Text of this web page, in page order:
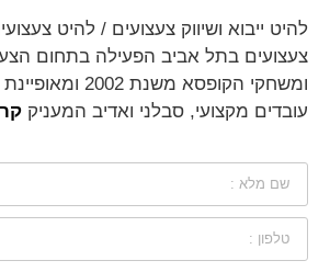
להיט ייבוא ושיווק צעצועים / להיט
צעצועים בתל אביב הפעילה בתחום
ומשחקי הקופסא משנת
עובדים מקצועי, סבלני ואדיב המעניק